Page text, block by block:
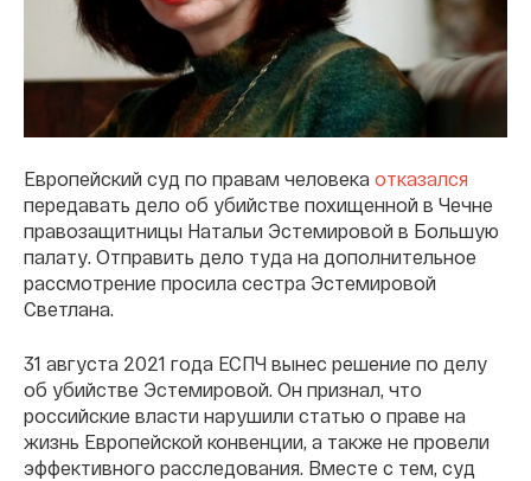
Европейский суд по правам человека отказался
передавать дело об убийстве похищенной в Чечне
правозащитницы Натальи Эстемировой в Большую
палату. Отправить дело туда на дополнительное
рассмотрение просила сестра Эстемировой
Светлана.
31 августа 2021 года ЕСПЧ вынес решение по делу
об убийстве Эстемировой. Он признал, что
российские власти нарушили статью о праве на
жизнь Европейской конвенции, а также не провели
эффективного расследования. Вместе с тем, суд